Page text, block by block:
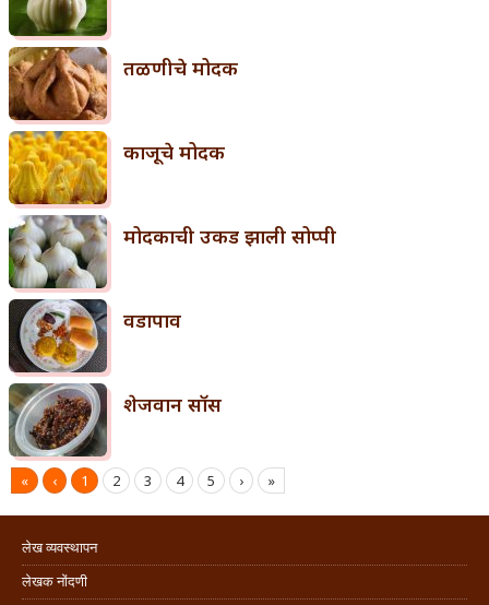
तळणीचे मोदक
काजूचे मोदक
मोदकाची उकड झाली सोप्पी
वडापाव
शेजवान सॉस
« ‹ 1 2 3 4 5 › »
लेख व्यवस्थापन
लेखक नोंदणी